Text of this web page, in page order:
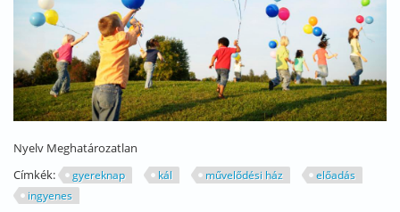
Nyelv Meghatározatlan
Címkék:
gyereknap kál művelődési ház
előadás
ingyenes